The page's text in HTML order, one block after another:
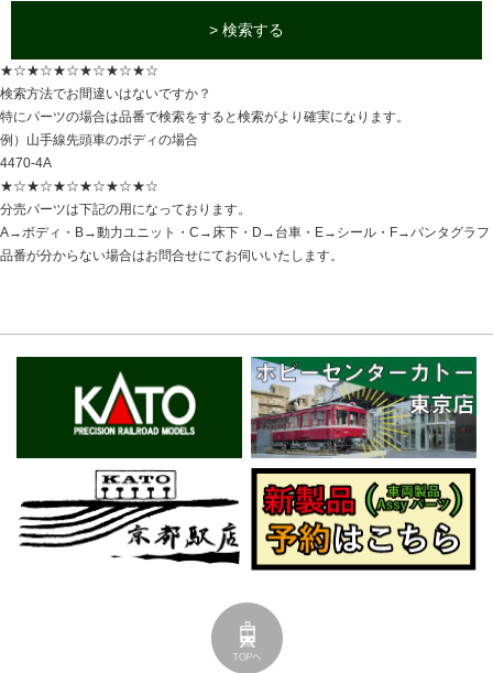
> 検索する
★☆★☆★☆★☆★☆★☆
検索方法でお間違いはないですか？
特にパーツの場合は品番で検索をすると検索がより確実になります。
例）山手線先頭車のボディの場合
4470-4A
★☆★☆★☆★☆★☆★☆
分売パーツは下記の用になっております。
A→ボディ・B→動力ユニット・C→床下・D→台車・E→シール・F→パンタグラフ
品番が分からない場合はお問合せにてお伺いいたします。